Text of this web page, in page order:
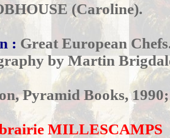
(Caroline).
: Great European
by Martin
Pyramid Books, 1990;
MILLESCAMPS